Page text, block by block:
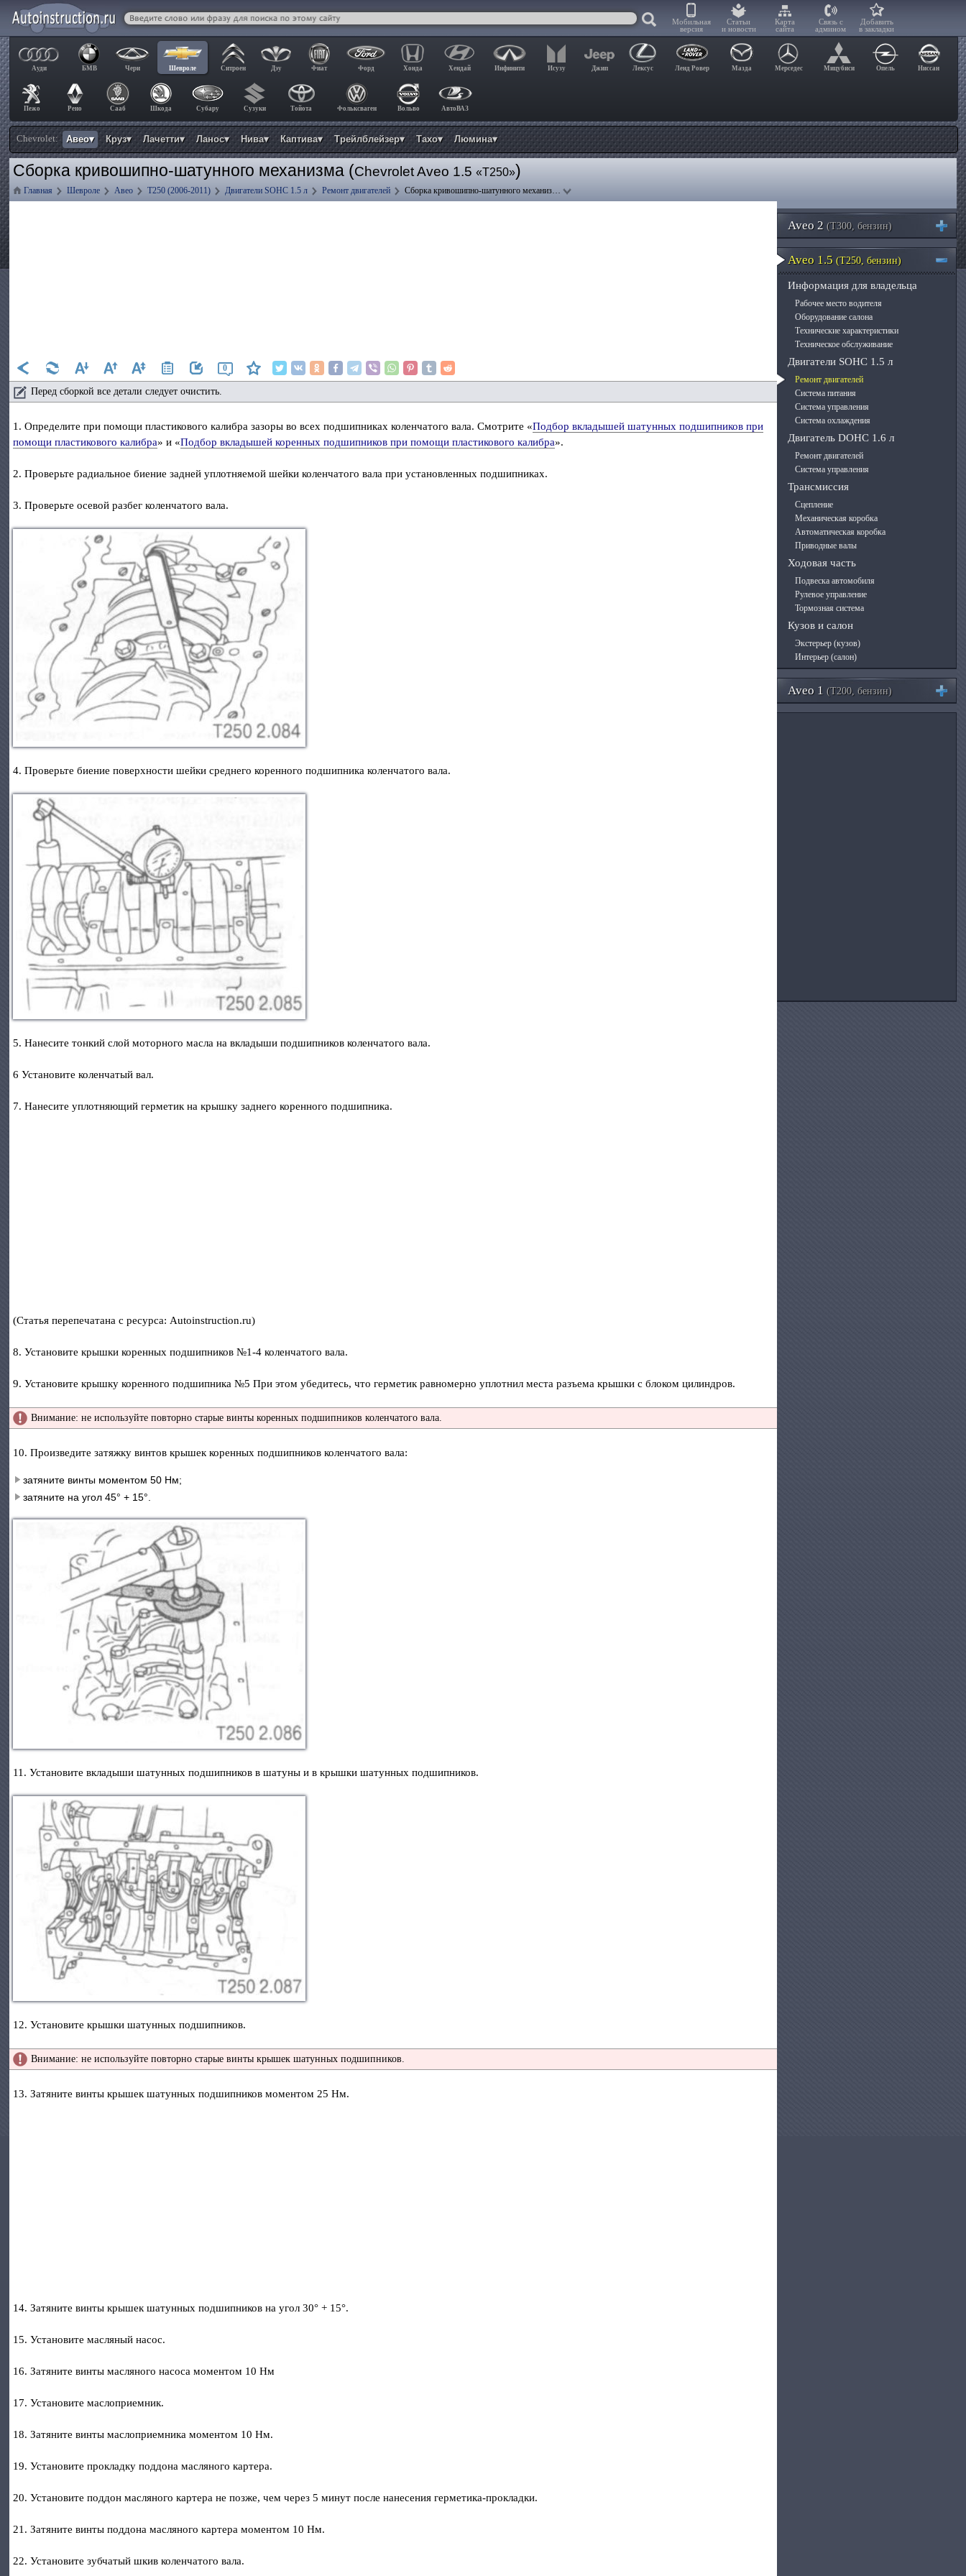
Мобильная
версия
Статьи
и новости
Карта
сайта
Связь с
админом
Добавить
в закладки
Ауди БМВ Чери Шевроле Ситроен Дэу Фиат Форд Хонда Хендай Инфинити Исузу Джип Лексус Ленд Ровер Мазда Мерседес Мицубиси Опель Ниссан
Пежо Рено Сааб Шкода Субару Сузуки Тойота Фольксваген Вольво АвтоВАЗ
Chevrolet: Авео▾ Круз▾ Лачетти▾ Ланос▾ Нива▾ Каптива▾ Трейлблейзер▾ Тахо▾ Люмина▾
Сборка кривошипно-шатунного механизма (Chevrolet Aveo 1.5«T250»)
Главная Шевроле Авео T250 (2006-2011) Двигатели SOHC 1.5 л Ремонт двигателей Сборка кривошипно-шатунного механиз…
0
Перед сборкой все детали следует очистить.
1. Определите при помощи пластикового калибра зазоры во всех подшипниках коленчатого вала. Смотрите «Подбор вкладышей шатунных подшипников при
помощи пластикового калибра» и «Подбор вкладышей коренных подшипников при помощи пластикового калибра».
2. Проверьте радиальное биение задней уплотняемой шейки коленчатого вала при установленных подшипниках.
3. Проверьте осевой разбег коленчатого вала.
4. Проверьте биение поверхности шейки среднего коренного подшипника коленчатого вала.
5. Нанесите тонкий слой моторного масла на вкладыши подшипников коленчатого вала.
6 Установите коленчатый вал.
7. Нанесите уплотняющий герметик на крышку заднего коренного подшипника.
(Статья перепечатана с ресурса: Autoinstruction.ru)
8. Установите крышки коренных подшипников №1-4 коленчатого вала.
9. Установите крышку коренного подшипника №5 При этом убедитесь, что герметик равномерно уплотнил места разъема крышки с блоком цилиндров.
Внимание: не используйте повторно старые винты коренных подшипников коленчатого вала.
10. Произведите затяжку винтов крышек коренных подшипников коленчатого вала:
затяните винты моментом 50 Нм;
затяните на угол 45° + 15°.
11. Установите вкладыши шатунных подшипников в шатуны и в крышки шатунных подшипников.
12. Установите крышки шатунных подшипников.
Внимание: не используйте повторно старые винты крышек шатунных подшипников.
13. Затяните винты крышек шатунных подшипников моментом 25 Нм.
14. Затяните винты крышек шатунных подшипников на угол 30° + 15°.
15. Установите масляный насос.
16. Затяните винты масляного насоса моментом 10 Нм
17. Установите маслоприемник.
18. Затяните винты маслоприемника моментом 10 Нм.
19. Установите прокладку поддона масляного картера.
20. Установите поддон масляного картера не позже, чем через 5 минут после нанесения герметика-прокладки.
21. Затяните винты поддона масляного картера моментом 10 Нм.
22. Установите зубчатый шкив коленчатого вала.
Aveo 2 (T300, бензин)
Aveo 1.5 (T250, бензин)
Информация для владельца
Рабочее место водителя
Оборудование салона
Технические характеристики
Техническое обслуживание
Двигатели SOHC 1.5 л
Ремонт двигателей
Система питания
Система управления
Система охлаждения
Двигатель DOHC 1.6 л
Ремонт двигателей
Система управления
Трансмиссия
Сцепление
Механическая коробка
Автоматическая коробка
Приводные валы
Ходовая часть
Подвеска автомобиля
Рулевое управление
Тормозная система
Кузов и салон
Экстерьер (кузов)
Интерьер (салон)
Aveo 1 (T200, бензин)